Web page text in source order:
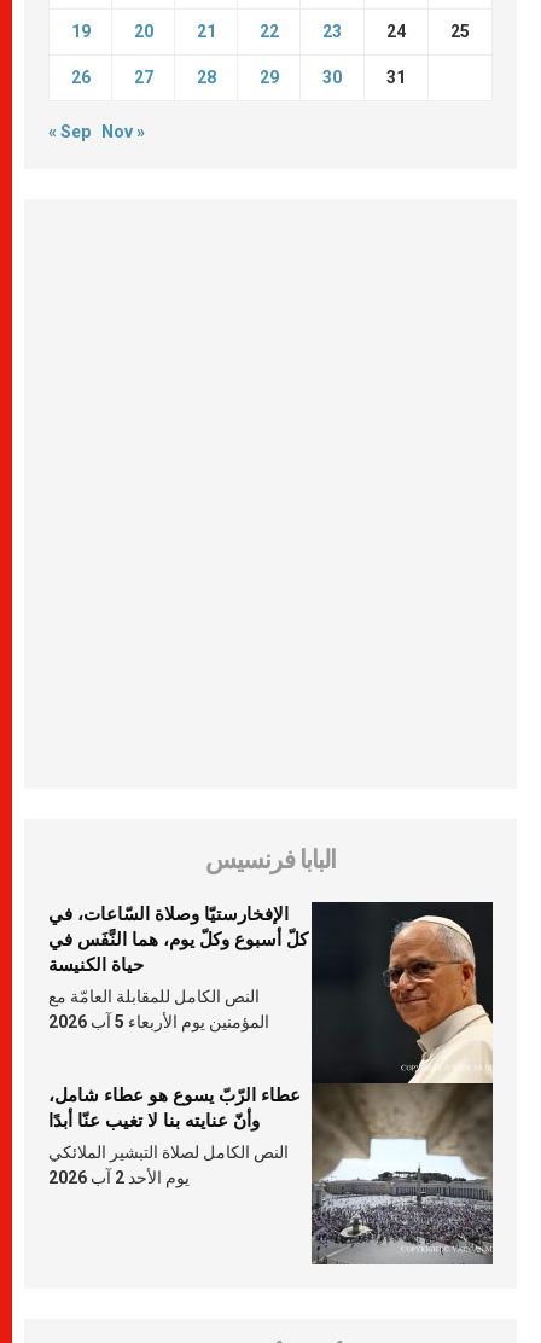
19 20 21 22 23 24 25
26 27 28 29 30 31
« Sep Nov »
البابا فرنسيس
الإفخارستيّا وصلاة السّاعات، في
كلّ أسبوع وكلّ يوم، هما النَّفَس في
حياة الكنيسة
النص الكامل للمقابلة العامّة مع
المؤمنين يوم الأربعاء 5 آب 2026
عطاء الرّبّ يسوع هو عطاء شامل،
وأنّ عنايته بنا لا تغيب عنّا أبدًا
النص الكامل لصلاة التبشير الملائكي
يوم الأحد 2 آب 2026